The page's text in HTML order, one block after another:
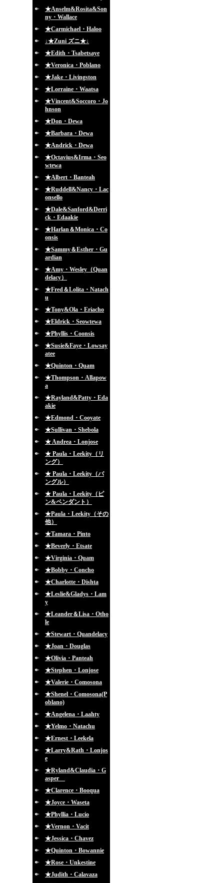
★Anselm&Rosita&Son
ny・Wallace
★Carmichael・Haloo
↓★Zuni ズニ★↓
★Edith・Tsabetsaye
★Veronica・Poblano
★Jake・Livingston
★Lorraine・Waatsa
★Vincent&Soccoro・Jo
hnson
★Don・Dewa
★Barbara・Dewa
★Andrick・Dewa
★Octavius&Irma・Seo
wtewa
★Albert・Banteah
★Ruddell&Nancy・Lac
onsello
★Dale&Sanford&Derri
ck・Edaakie
★Harlan＆Monica・Co
onsis
★Sammy＆Esther・Gu
ardian
★Amy・Wesley（Quan
delacy）
★Fred＆Lolita・Natach
u
★Tony&Ola・Eriacho
★Eldrick・Seowtewa
★Phyllis・Coonsis
★Susie&Faye・Lowsay
atee
★Quinton・Quam
★Thompson・Allapow
a
★Rayland&Patty・Eda
akie
★Edmond・Cooyate
★Sullivan・Shebola
★ Andrea・Lonjose
★ Paula・Leekity（リ
ング）
★ Paula・Leekity（バ
ングル）
★ Paula・Leekity（ピ
ン&ペンダント）
★Paula・Leekity（その
他）
★Tamara・Pinto
★Beverly・Etsate
★Virginia・Quam
★Bobby・Concho
★Charlotte・Dishta
★Leslie&Gladys・Lam
y
★Leander＆Lisa・Otho
le
★Stewart・Quandelacy
★Joan・Douglas
★Olivia・Panteah
★Stephen・Lonjose
★Valerie・Comosona
★Shenel・Comosona(P
oblano)
★Angelena・Laahty
★Yelmo・Natachu
★Ernest・Leekela
★Larry&Rath・Lonjos
e
★Ryland&Claudia・G
asper
★Clarence・Booqua
★Joyce・Waseta
★Phyllia・Lucio
★Vernon・Vacit
★Jessica・Chavez
★Quinton・Bowannie
★Rose・Unkestine
★Judith・Calavaza